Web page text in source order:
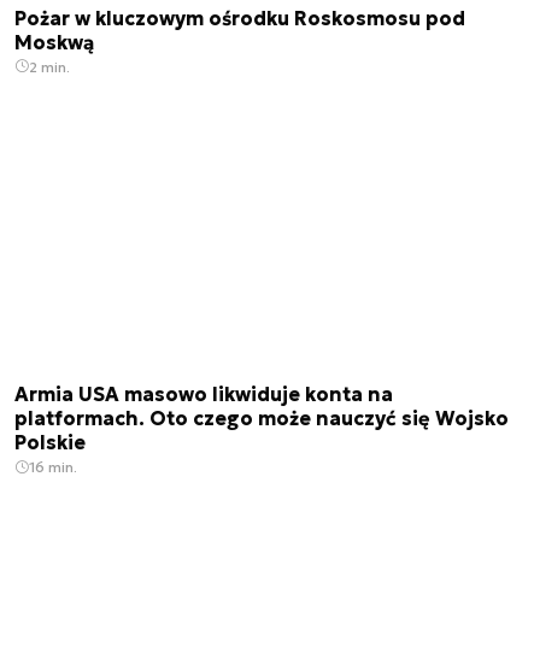
Pożar w kluczowym ośrodku Roskosmosu pod
Moskwą
2 min.
Armia USA masowo likwiduje konta na
platformach. Oto czego może nauczyć się Wojsko
Polskie
16 min.